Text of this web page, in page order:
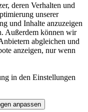
deren Verhalten und
unserer
und Inhalte anzuzeigen
Außerdem können wir
abgleichen und
anzeigen, nur wenn
in den Einstellungen
anpassen